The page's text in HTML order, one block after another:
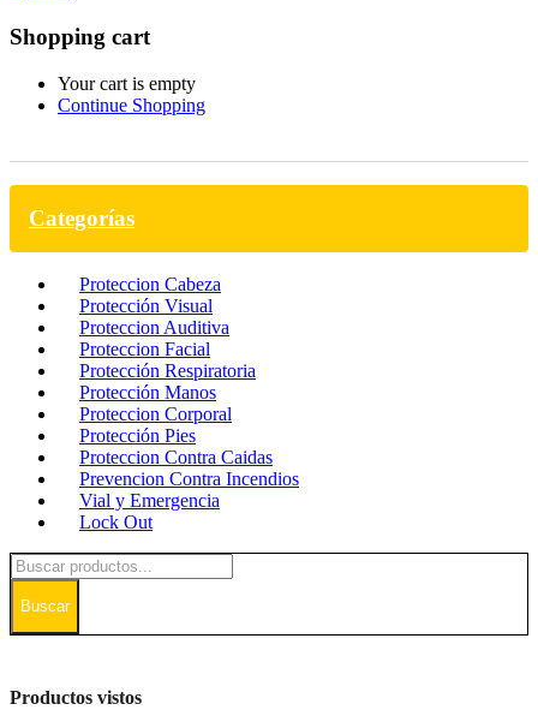
Shopping cart
Your cart is empty
Continue Shopping
Categorías
Proteccion Cabeza
Protección Visual
Proteccion Auditiva
Proteccion Facial
Protección Respiratoria
Protección Manos
Proteccion Corporal
Protección Pies
Proteccion Contra Caidas
Prevencion Contra Incendios
Vial y Emergencia
Lock Out
Buscar
Productos vistos